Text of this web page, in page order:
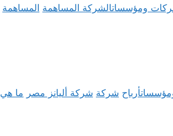
ومؤسساتالشركة المساهمة المساهمة
أرباح شركة شركة أليانز مصر ما هي